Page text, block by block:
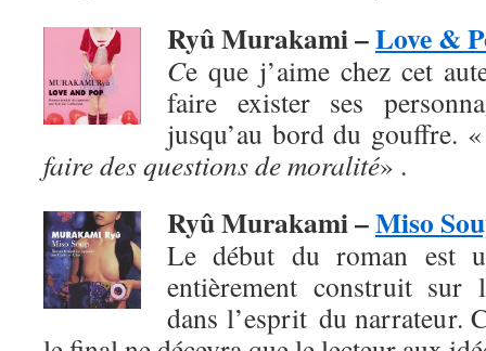
Ryû Murakami –Love &
Ce que j’aime chez cet
faire exister ses
jusqu’au bord du gouffre.
faire des questions de moralité» .
Ryû Murakami –Miso
Le début du roman est
entièrement construit sur
dans l’esprit du narrateur.